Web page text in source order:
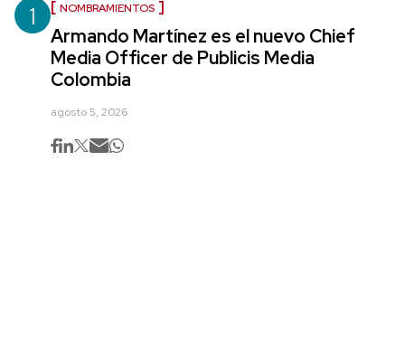
1 NOMBRAMIENTOS
Armando Martínez es el nuevo Chief
Media Officer de Publicis Media
Colombia
agosto 5, 2026